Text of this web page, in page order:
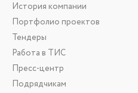
История компании
Портфолио проектов
Тендеры
Работа в ТИС
Пресс-центр
Подрядчикам